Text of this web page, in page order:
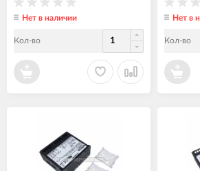
Нет в наличии
Кол-во
Нет в
Кол-во